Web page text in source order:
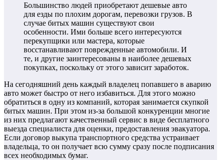
Большинство людей приобретают дешевые авто
для езды по плохим дорогам, перевозки грузов. В
случае битых машин существуют свои
особенности. Ими больше всего интересуются
перекупщики или мастера, которые
восстанавливают поврежденные автомобили. И
те, и другие заинтересованы в наиболее дешевых
покупках, поскольку от этого зависит заработок.
На сегодняшний день каждый владелец попавшего в аварию
авто может быстро от него избавиться. Для этого можно
обратиться в одну из компаний, которая занимается скупкой
битых машин. При этом из-за большой конкуренции многие
из них предлагают качественный сервис в виде бесплатного
выезда специалиста для оценки, предоставления эвакуатора.
Если договор выкупа транспортного средства устраивает
владельца, то он получает всю сумму сразу после подписания
всех необходимых бумаг.